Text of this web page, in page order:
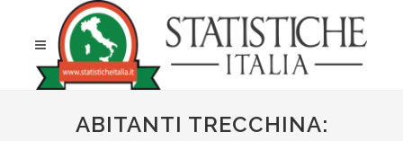
ABITANTI TRECCHINA: